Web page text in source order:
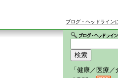
ブログ・ヘッドライン
「健康／医療